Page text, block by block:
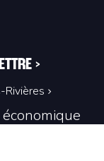
>
Rivières